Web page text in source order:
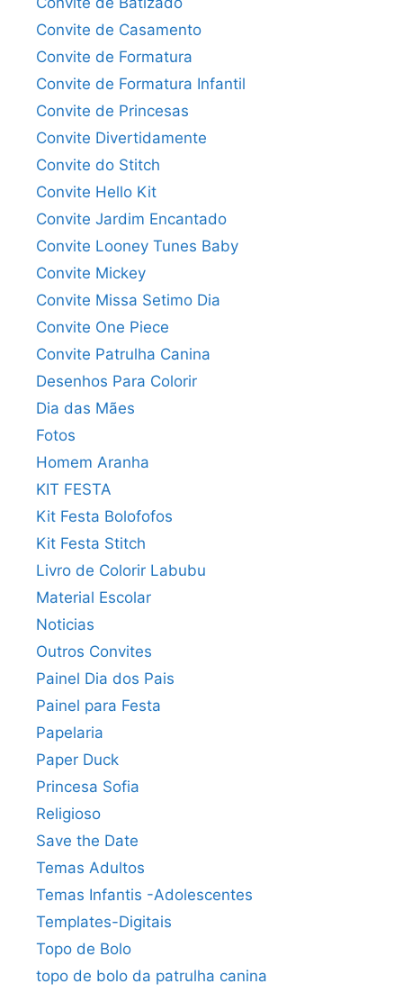
Convite de Casamento
Convite de Formatura
Convite de Formatura Infantil
Convite de Princesas
Convite Divertidamente
Convite do Stitch
Convite Hello Kit
Convite Jardim Encantado
Convite Looney Tunes Baby
Convite Mickey
Convite Missa Setimo Dia
Convite One Piece
Convite Patrulha Canina
Desenhos Para Colorir
Dia das Mães
Fotos
Homem Aranha
KIT FESTA
Kit Festa Bolofofos
Kit Festa Stitch
Livro de Colorir Labubu
Material Escolar
Noticias
Outros Convites
Painel Dia dos Pais
Painel para Festa
Papelaria
Paper Duck
Princesa Sofia
Religioso
Save the Date
Temas Adultos
Temas Infantis -Adolescentes
Templates-Digitais
Topo de Bolo
topo de bolo da patrulha canina